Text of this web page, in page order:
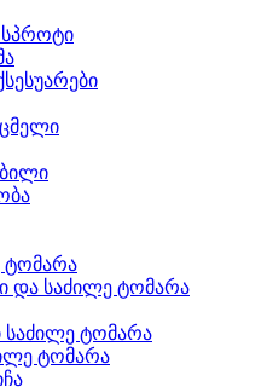
ტომარა
და საძილე ტომარა
საძილე ტომარა
ტომარა